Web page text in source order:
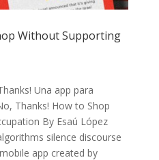
Without Supporting
Una app para
Thanks! How to Shop
By Esaú López
silence discourse
app created by